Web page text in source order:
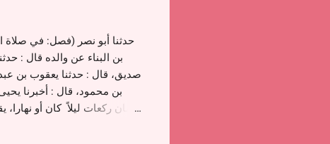
بن البناء عن والده قال :
صديق، قال : حدثنا يعقوب بن
بن محمود، قال : أخبرنا
ثمان ركعات ليلاً كان أو